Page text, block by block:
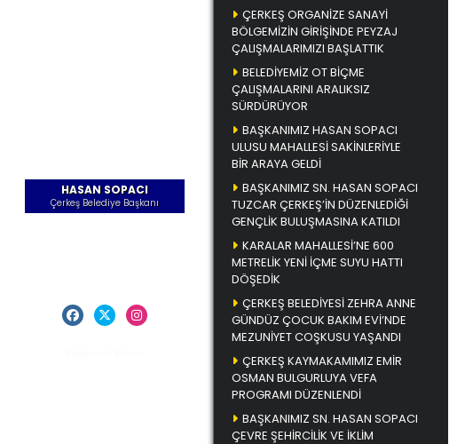
HASAN SOPACI
Çerkeş Belediye Başkanı
ÇERKEŞ ORGANİZE SANAYİ
BÖLGEMİZİN GİRİŞİNDE PEYZAJ
ÇALIŞMALARIMIZI BAŞLATTIK
BELEDİYEMİZ OT BİÇME
ÇALIŞMALARINI ARALIKSIZ
SÜRDÜRÜYOR
BAŞKANIMIZ HASAN SOPACI
ULUSU MAHALLESİ SAKİNLERİYLE
BİR ARAYA GELDİ
BAŞKANIMIZ SN. HASAN SOPACI
TUZCAR ÇERKEŞ’İN DÜZENLEDİĞİ
GENÇLİK BULUŞMASINA KATILDI
KARALAR MAHALLESİ’NE 600
METRELİK YENİ İÇME SUYU HATTI
DÖŞEDİK
ÇERKEŞ BELEDİYESİ ZEHRA ANNE
GÜNDÜZ ÇOCUK BAKIM EVİ’NDE
MEZUNİYET COŞKUSU YAŞANDI
ÇERKEŞ KAYMAKAMIMIZ EMİR
OSMAN BULGURLUYA VEFA
PROGRAMI DÜZENLENDİ
BAŞKANIMIZ SN. HASAN SOPACI
ÇEVRE ŞEHİRCİLİK VE İKLİM